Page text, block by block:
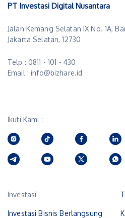
PT Investasi Digital Nusantara
Jalan Kemang Selatan IX No. 1A,
Jakarta Selatan, 12730
Telp : 0811 - 101 - 430
Email : info@bizhare.id
Ikuti Kami :
Investasi
Investasi Bisnis Berlangsung